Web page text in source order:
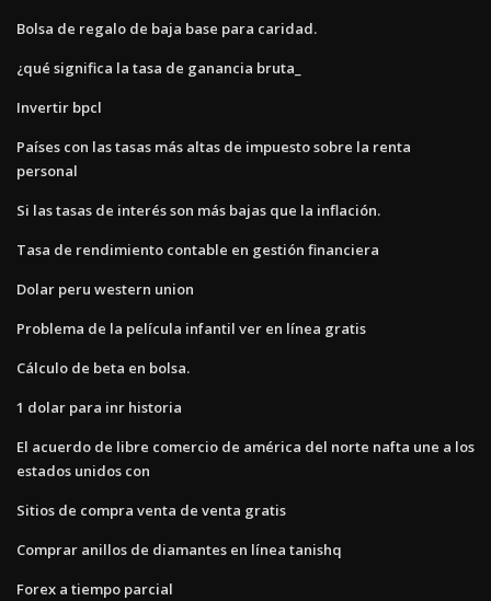
Bolsa de regalo de baja base para caridad.
¿qué significa la tasa de ganancia bruta_
Invertir bpcl
Países con las tasas más altas de impuesto sobre la renta
personal
Si las tasas de interés son más bajas que la inflación.
Tasa de rendimiento contable en gestión financiera
Dolar peru western union
Problema de la película infantil ver en línea gratis
Cálculo de beta en bolsa.
1 dolar para inr historia
El acuerdo de libre comercio de américa del norte nafta une a los
estados unidos con
Sitios de compra venta de venta gratis
Comprar anillos de diamantes en línea tanishq
Forex a tiempo parcial